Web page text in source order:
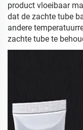
product vloeibaar
dat de zachte tube
andere
zachte tube te